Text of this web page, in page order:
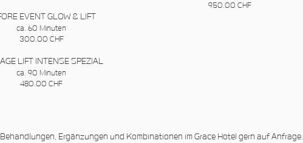
EVENT GLOW & LIFT
ca. 60 Minuten
300.00 CHF
LIFT INTENSE SPEZIAL
ca. 90 Minuten
480.00 CHF
950.00 CHF
Ergänzungen und Kombinationen im Grace Hotel gern auf Anfrage.